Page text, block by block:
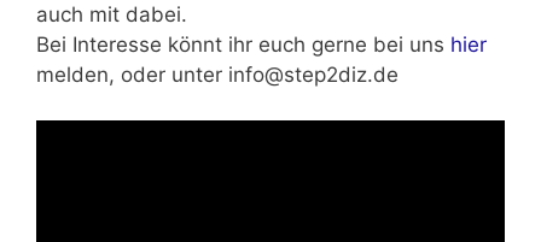
auch mit dabei.
Bei Interesse könnt ihr euch gerne bei uns hier
melden, oder unter info@step2diz.de